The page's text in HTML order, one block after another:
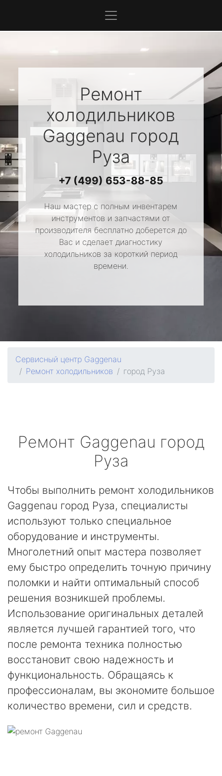
Ремонт
холодильников
Gaggenau город
Руза
+7 (499) 653-88-85
Наш мастер с полным инвентарем
инструментов и запчастями от
производителя бесплатно доберется до
Вас и сделает диагностику
холодильников за короткий период
времени.
Сервисный центр Gaggenau
Ремонт холодильников
город Руза
Ремонт Gaggenau город
Руза
Чтобы выполнить ремонт холодильников
Gaggenau город Руза, специалисты
используют только специальное
оборудование и инструменты.
Многолетний опыт мастера позволяет
ему быстро определить точную причину
поломки и найти оптимальный способ
решения возникшей проблемы.
Использование оригинальных деталей
является лучшей гарантией того, что
после ремонта техника полностью
восстановит свою надежность и
функциональность. Обращаясь к
профессионалам, вы экономите большое
количество времени, сил и средств.